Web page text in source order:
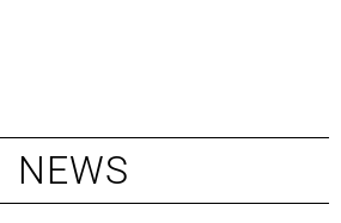
NEWS